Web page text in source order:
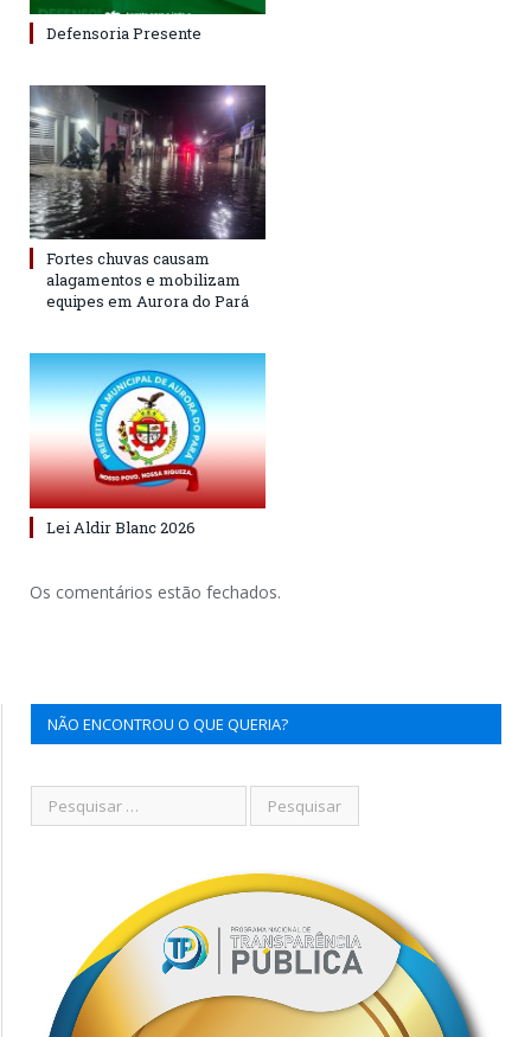
Defensoria Presente
Fortes chuvas causam
alagamentos e mobilizam
equipes em Aurora do Pará
Lei Aldir Blanc 2026
Os comentários estão fechados.
NÃO ENCONTROU O QUE QUERIA?